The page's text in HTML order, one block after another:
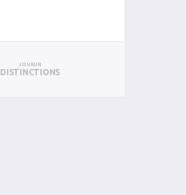
JOUEUR
DISTINCTIONS